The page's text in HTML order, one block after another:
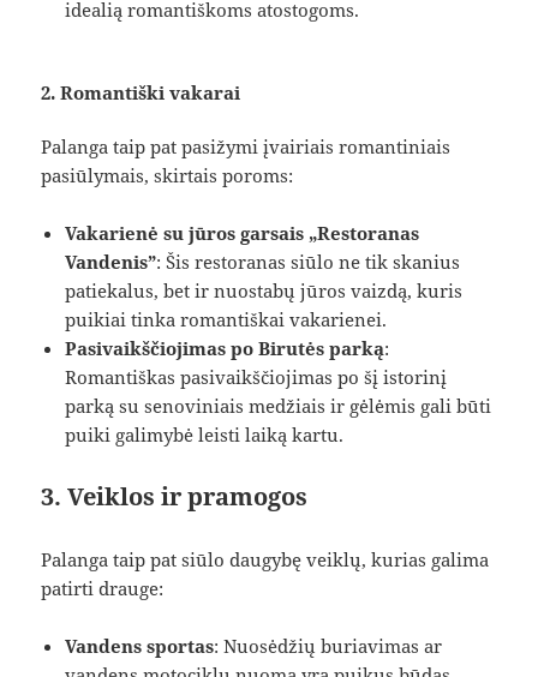
idealią romantiškoms atostogoms.
2. Romantiški vakarai
Palanga taip pat pasižymi įvairiais romantiniais
pasiūlymais, skirtais poroms:
Vakarienė su jūros garsais „Restoranas
Vandenis”: Šis restoranas siūlo ne tik skanius
patiekalus, bet ir nuostabų jūros vaizdą, kuris
puikiai tinka romantiškai vakarienei.
Pasivaikščiojimas po Birutės parką:
Romantiškas pasivaikščiojimas po šį istorinį
parką su senoviniais medžiais ir gėlėmis gali būti
puiki galimybė leisti laiką kartu.
3. Veiklos ir pramogos
Palanga taip pat siūlo daugybę veiklų, kurias galima
patirti drauge:
Vandens sportas: Nuosėdžių buriavimas ar